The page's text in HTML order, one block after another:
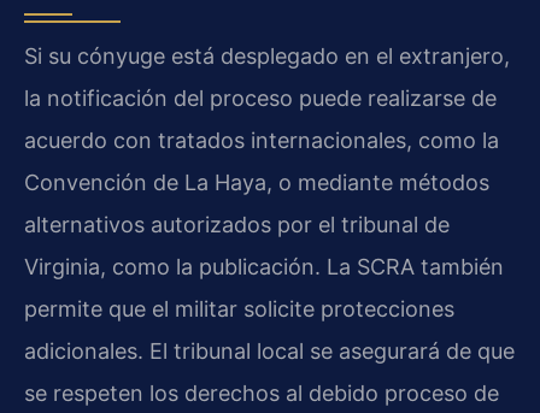
Si su cónyuge está desplegado en el extranjero,
la notificación del proceso puede realizarse de
acuerdo con tratados internacionales, como la
Convención de La Haya, o mediante métodos
alternativos autorizados por el tribunal de
Virginia, como la publicación. La SCRA también
permite que el militar solicite protecciones
adicionales. El tribunal local se asegurará de que
se respeten los derechos al debido proceso de